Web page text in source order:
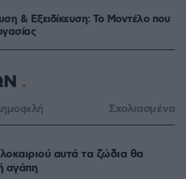
& Εξειδίκευση: Το Mοντέλο που
Σχολιασμένα
αυτά τα ζώδια θα
αγάπη